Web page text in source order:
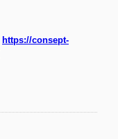
https://consept-